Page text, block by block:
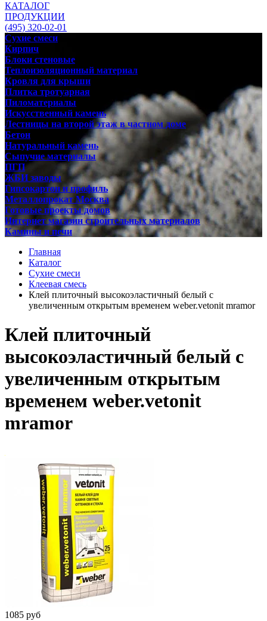
КАТАЛОГ
ПРОДУКЦИИ
(495) 320-02-01
Сухие смеси
Кирпич
Блоки стеновые
Теплоизоляционный материал
Кровля для крыши
Плитка тротуарная
Пиломатериалы
Искусственный камень
Лестницы на второй этаж в частном доме
Бетон
Натуральный камень
Сыпучие материалы
ПГП
ЖБИ заводы
Гипсокартон и профиль
Металлопрокат Москва
Готовые проекты домов
Интернет магазин строительных материалов
Камины и печи
Главная
Каталог
Сухие смеси
Клеевая смесь
Клей плиточный высокоэластичный белый с
увеличенным открытым временем weber.vetonit mramor
Клей плиточный
высокоэластичный белый с
увеличенным открытым
временем weber.vetonit
mramor
1085 руб